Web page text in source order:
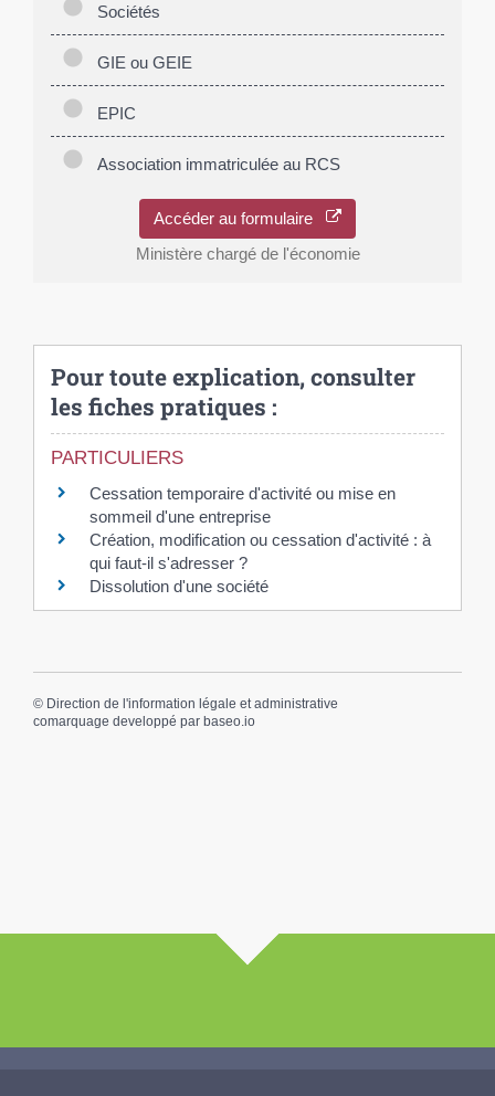
Sociétés
GIE ou GEIE
EPIC
Association immatriculée au RCS
Accéder au formulaire
Ministère chargé de l'économie
Pour toute explication, consulter
les fiches pratiques :
PARTICULIERS
Cessation temporaire d'activité ou mise en
sommeil d'une entreprise
Création, modification ou cessation d'activité : à
qui faut-il s'adresser ?
Dissolution d'une société
© Direction de l'information légale et administrative
comarquage developpé par baseo.io